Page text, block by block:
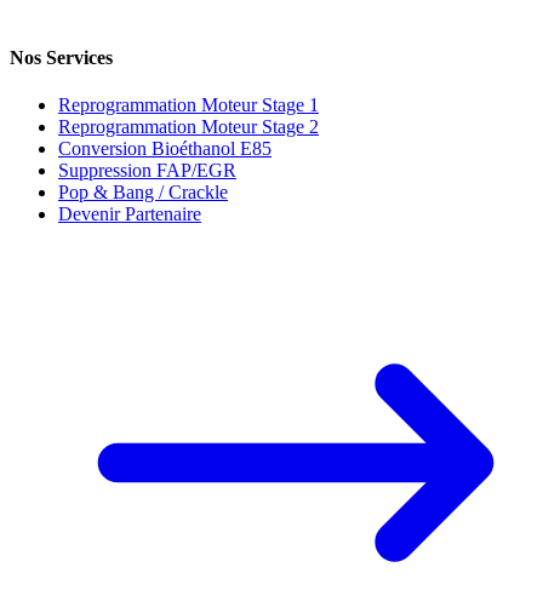
Nos Services
Reprogrammation Moteur Stage 1
Reprogrammation Moteur Stage 2
Conversion Bioéthanol E85
Suppression FAP/EGR
Pop & Bang / Crackle
Devenir Partenaire